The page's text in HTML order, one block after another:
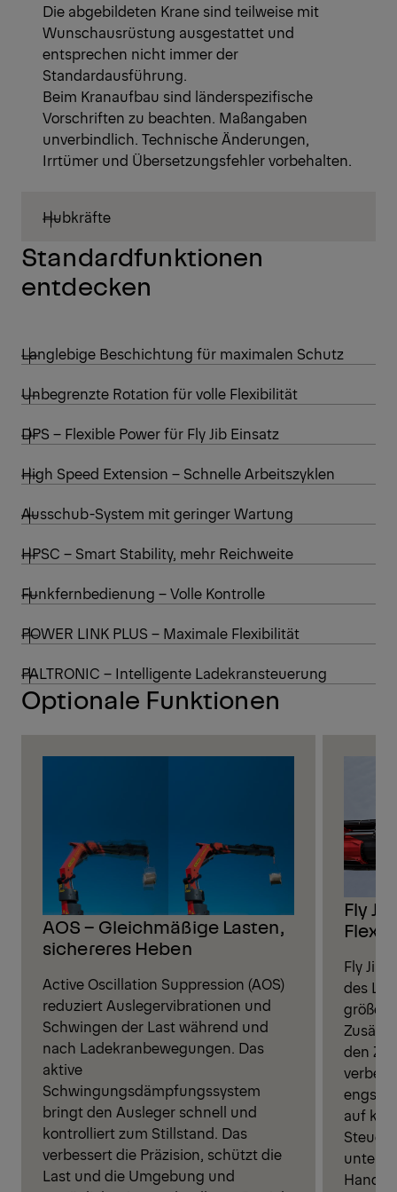
Die abgebildeten Krane sind teilweise mit
Wunschausrüstung ausgestattet und
entsprechen nicht immer der
Standardausführung.
Beim Kranaufbau sind länderspezifische
Vorschriften zu beachten. Maßangaben
unverbindlich. Technische Änderungen,
Irrtümer und Übersetzungsfehler vorbehalten.
Hubkräfte
Standardfunktionen
entdecken
Langlebige Beschichtung für maximalen Schutz
Unbegrenzte Rotation für volle Flexibilität
DPS – Flexible Power für Fly Jib Einsatz
High Speed Extension – Schnelle Arbeitszyklen
Ausschub-System mit geringer Wartung
HPSC – Smart Stability, mehr Reichweite
Funkfernbedienung – Volle Kontrolle
POWER LINK PLUS – Maximale Flexibilität
PALTRONIC – Intelligente Ladekransteuerung
Optionale Funktionen
AOS – Gleichmäßige Lasten,
sichereres Heben
Active Oscillation Suppression (AOS)
reduziert Auslegervibrationen und
Schwingen der Last während und
nach Ladekranbewegungen. Das
aktive
Schwingungsdämpfungssystem
bringt den Ausleger schnell und
kontrolliert zum Stillstand. Das
verbessert die Präzision, schützt die
Last und die Umgebung und
Fly
Fly Jib
des
den
auf